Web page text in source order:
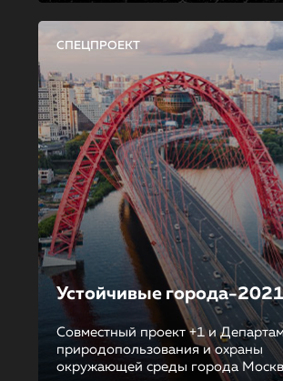
СПЕЦПРОЕКТ
Устойчивые города-
Совместный проект +1 и
природопользования и охраны
окружающей среды города